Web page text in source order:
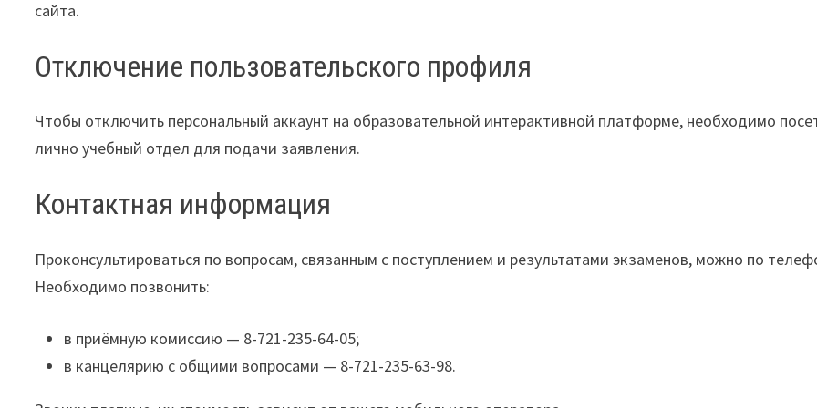
сайта.
Отключение пользовательского профиля
Чтобы отключить персональный аккаунт на образовательной интерактивной платформе, необходимо
лично учебный отдел для подачи заявления.
Контактная информация
Проконсультироваться по вопросам, связанным с поступлением и результатами экзаменов, можно по
Необходимо позвонить:
в приёмную комиссию — 8-721-235-64-05;
в канцелярию с общими вопросами — 8-721-235-63-98.